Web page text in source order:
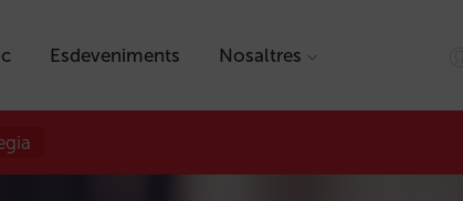
Esdeveniments Nosaltres